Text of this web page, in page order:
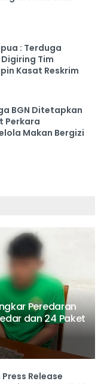
: Terduga
Tim
Kasat Reskrim
BGN Ditetapkan
Perkara
Makan Bergizi
Peredaran
dan 24 Paket
Release